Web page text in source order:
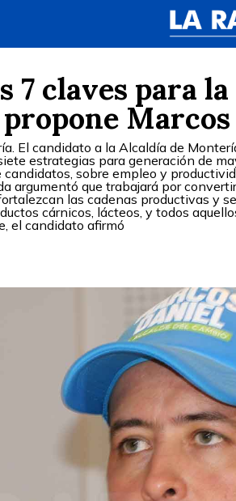
7 claves para
El candidato a la Alcaldía de
estrategias para generación de
sobre empleo y
argumentó que trabajará por
las cadenas productivas y
cárnicos, lácteos, y todos
el candidato afirmó